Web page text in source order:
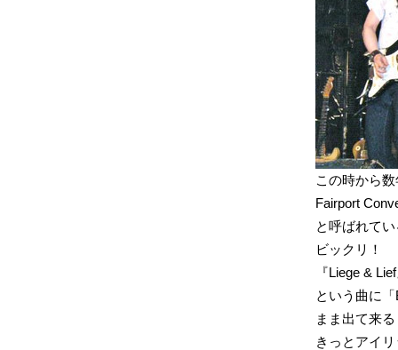
この時から
Fairport
と呼ばれて
ビックリ！
『Liege &
という曲に
まま出て来
きっとアイ